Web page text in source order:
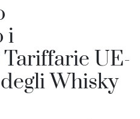
i
UE-
Whisky